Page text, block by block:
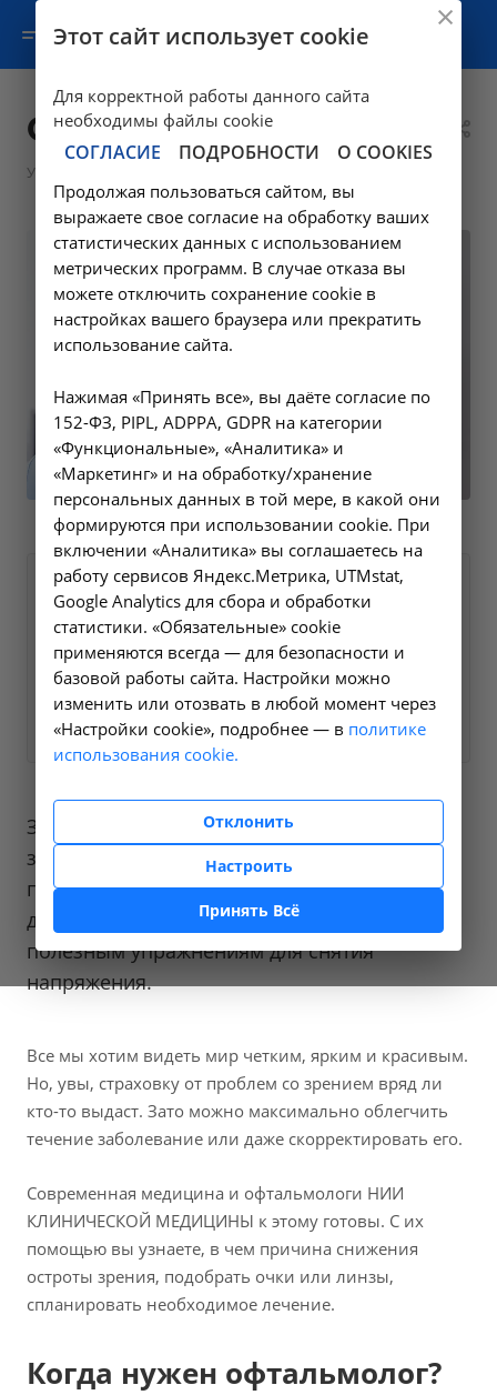
Офтальмология
Услуги
Пришлите нам Вашу контактную
информацию и мы свяжемся с Вами в
ближайшее время
Задать вопрос
Здоровье глаз и отличное зрение
закладываются в детстве. Опытный доктор
поможет вылечить близорукость или
дальнозоркость, подоберет очки и научит
полезным упражнениям для снятия
напряжения.
Все мы хотим видеть мир четким, ярким и красивым.
Но, увы, страховку от проблем со зрением вряд ли
кто-то выдаст. Зато можно максимально облегчить
течение заболевание или даже скорректировать его.
Современная медицина и офтальмологи НИИ
КЛИНИЧЕСКОЙ МЕДИЦИНЫ к этому готовы. С их
помощью вы узнаете, в чем причина снижения
остроты зрения, подобрать очки или линзы,
спланировать необходимое лечение.
Когда нужен офтальмолог?
Этот сайт использует cookie
Для корректной работы данного сайта
необходимы файлы cookie
СОГЛАСИЕ ПОДРОБНОСТИ О COOKIES
Продолжая пользоваться сайтом, вы
выражаете свое согласие на обработку ваших
статистических данных с использованием
метрических программ. В случае отказа вы
можете отключить сохранение cookie в
настройках вашего браузера или прекратить
использование сайта.
Нажимая «Принять все», вы даёте согласие по
152-ФЗ, PIPL, ADPPA, GDPR на категории
«Функциональные», «Аналитика» и
«Маркетинг» и на обработку/хранение
персональных данных в той мере, в какой они
формируются при использовании cookie. При
включении «Аналитика» вы соглашаетесь на
работу сервисов Яндекс.Метрика, UTMstat,
Google Analytics для сбора и обработки
статистики. «Обязательные» cookie
применяются всегда — для безопасности и
базовой работы сайта. Настройки можно
изменить или отозвать в любой момент через
«Настройки cookie», подробнее — в политике
использования cookie.
Отклонить
Настроить
Принять Всё